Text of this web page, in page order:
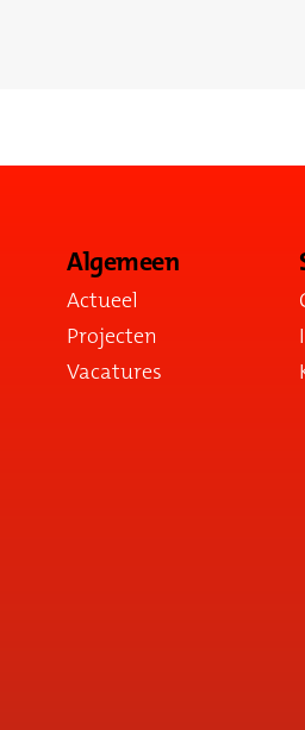
Algemeen
Actueel
Projecten
Vacatures